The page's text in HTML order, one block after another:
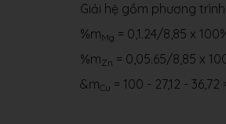
Giải hệ gồm phương
%mMg = 0,1.24/8,85 x
%mZn = 0,05.65/8,85 x
&mCu = 100 - 27,12 - 36,72